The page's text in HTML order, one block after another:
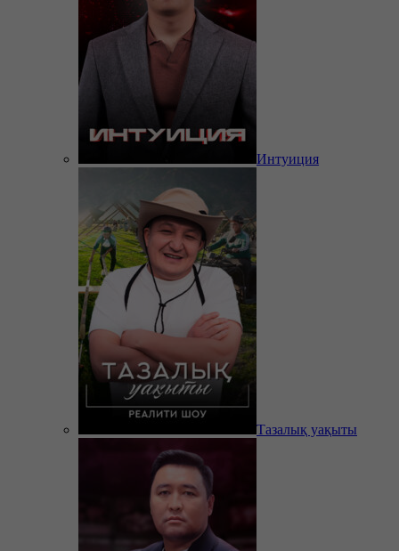
Интуиция
Тазалық уақыты